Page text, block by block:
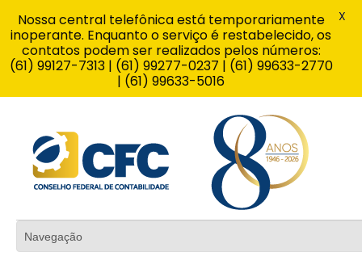
Nossa central telefônica está temporariamente
inoperante. Enquanto o serviço é restabelecido, os
contatos podem ser realizados pelos números:
(61) 99127-7313 | (61) 99277-0237 | (61) 99633-2770
| (61) 99633-5016
X